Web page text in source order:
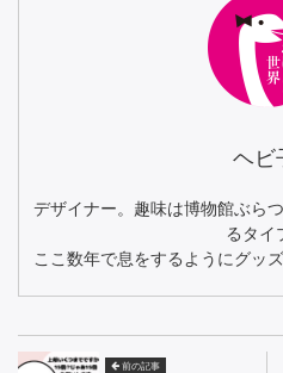
ヘビ
デザイナー。趣味は博物館ぶら
るタイ
ここ数年で息をするようにグッ
前の記事